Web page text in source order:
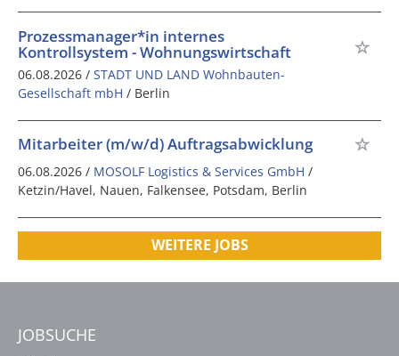
Prozessmanager*in internes
Kontrollsystem - Wohnungswirtschaft
06.08.2026 / STADT UND LAND Wohnbauten-
Gesellschaft mbH / Berlin
Mitarbeiter (m/w/d) Auftragsabwicklung
06.08.2026 / MOSOLF Logistics & Services GmbH /
Ketzin/Havel, Nauen, Falkensee, Potsdam, Berlin
WEITERE JOBS
JOBSUCHE